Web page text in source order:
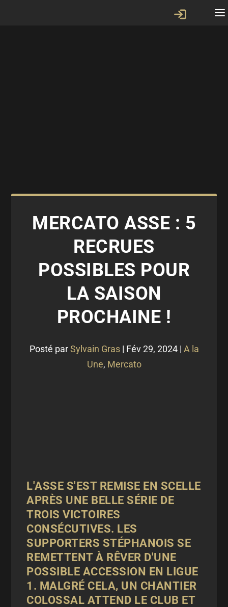
MERCATO ASSE : 5
RECRUES
POSSIBLES POUR
LA SAISON
PROCHAINE !
Posté parSylvain Gras| Fév 29, 2024| A la
Une, Mercato
L'ASSE S'EST REMISE EN SCELLE
APRÈS UNE BELLE SÉRIE DE
TROIS VICTOIRES
CONSÉCUTIVES. LES
SUPPORTERS STÉPHANOIS SE
REMETTENT À RÊVER D'UNE
POSSIBLE ACCESSION EN LIGUE
1. MALGRÉ CELA, UN CHANTIER
COLOSSAL ATTEND LE CLUB ET